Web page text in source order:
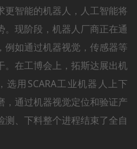
智能的机器人，人工智能将
现阶段，机器人厂商正在通
如通过机器视觉，传感器等
。在工博会上，拓斯达展出机
用SCARA工业机器人上下
通过机器视觉定位和验证产
、下料整个进程结束了全自